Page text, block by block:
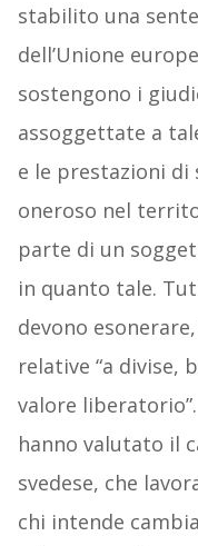
stabilito una
dell’Unione
sostengono i
assoggettate a
e le prestazioni
oneroso nel
parte di un
in quanto tale.
devono
relative “a divise,
valore
hanno valutato il
svedese, che
chi intende